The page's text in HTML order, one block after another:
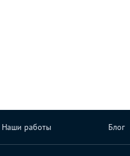
Наши работы Блог